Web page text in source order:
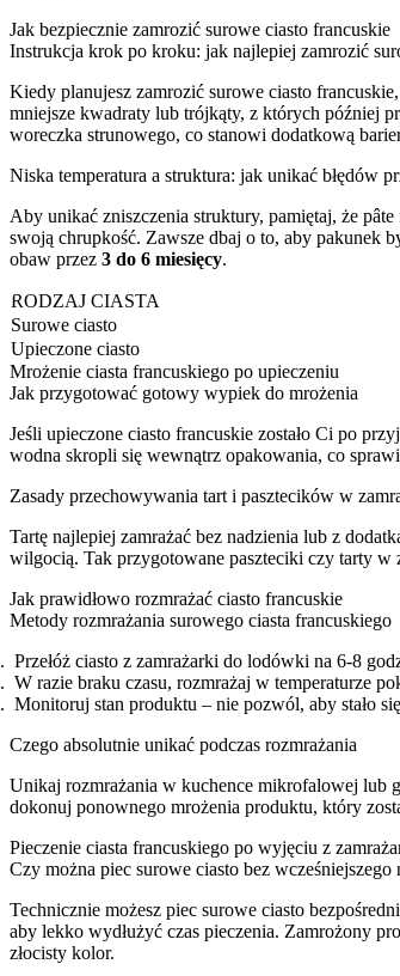
Jak bezpiecznie zamrozić surowe ciasto francuskie
Instrukcja krok po kroku: jak najlepiej zamrozić
Kiedy planujesz zamrozić surowe ciasto
mniejsze kwadraty lub trójkąty, z których później
woreczka strunowego, co stanowi dodatkową
Niska temperatura a struktura: jak unikać błędów
Aby unikać zniszczenia struktury, pamiętaj, że
swoją chrupkość. Zawsze dbaj o to, aby pakunek
obaw przez 3 do 6 miesięcy.
RODZAJ CIASTA
Surowe ciasto
Upieczone ciasto
Mrożenie ciasta francuskiego po upieczeniu
Jak przygotować gotowy wypiek do mrożenia
Jeśli upieczone ciasto francuskie zostało Ci po
wodna skropli się wewnątrz opakowania, co
Zasady przechowywania tart i pasztecików w
Tartę najlepiej zamrażać bez nadzienia lub z
wilgocią. Tak przygotowane paszteciki czy tarty w
Jak prawidłowo rozmrażać ciasto francuskie
Metody rozmrażania surowego ciasta francuskiego
Przełóż ciasto z zamrażarki do lodówki na 6-8
W razie braku czasu, rozmrażaj w temperaturze
Monitoruj stan produktu – nie pozwól, aby stało
Czego absolutnie unikać podczas rozmrażania
Unikaj rozmrażania w kuchence mikrofalowej lub
dokonuj ponownego mrożenia produktu, który
Pieczenie ciasta francuskiego po wyjęciu z
Czy można piec surowe ciasto bez wcześniejszego
Technicznie możesz piec surowe ciasto
aby lekko wydłużyć czas pieczenia. Zamrożony
złocisty kolor.